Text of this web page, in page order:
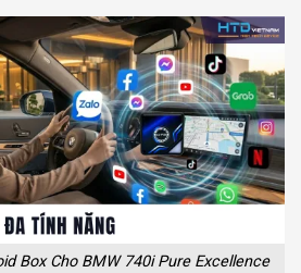
Box Cho BMW 740i Pure Excellence